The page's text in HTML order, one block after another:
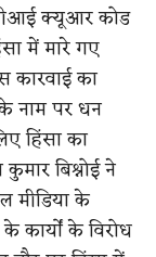
क्यूआर कोड
में मारे गए
कारवाई का
नाम पर धन
हिंसा का
बिश्नोई ने
मीडिया के
कार्यों के विरोध